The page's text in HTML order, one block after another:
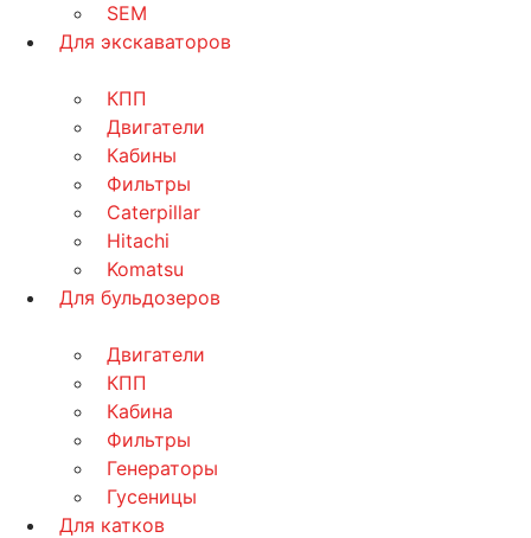
SEM
Для экскаваторов
КПП
Двигатели
Кабины
Фильтры
Caterpillar
Hitachi
Komatsu
Для бульдозеров
Двигатели
КПП
Кабина
Фильтры
Генераторы
Гусеницы
Для катков